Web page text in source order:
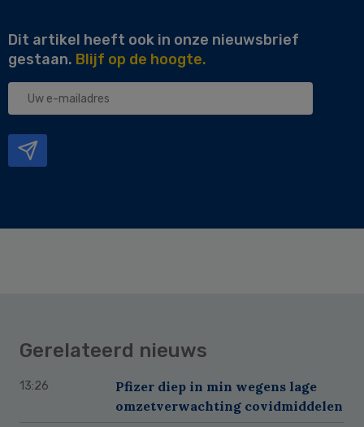
Dit artikel heeft ook in onze nieuwsbrief
gestaan. Blijf op de hoogte.
Uw
Gerelateerd nieuws
13:26
Pfizer diep in min wegens lage
omzetverwachting covidmiddelen